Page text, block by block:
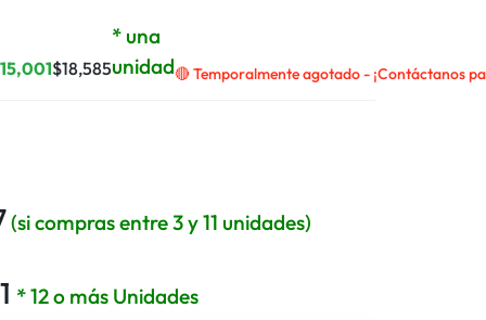
15,001$18,585
* una
unidad🔴 Temporalmente agotado - ¡Contáctanos
(si compras entre 3 y 11 unidades)
* 12 o más Unidades